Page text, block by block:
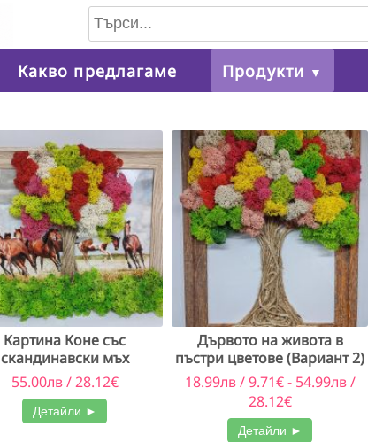
Какво предлагаме Продукти ▼
Картина Коне със
скандинавски мъх
55.00лв / 28.12€
Детайли ►
Дървото на живота в
пъстри цветове (Вариант 2)
18.99лв / 9.71€ - 54.99лв /
28.12€
Детайли ►